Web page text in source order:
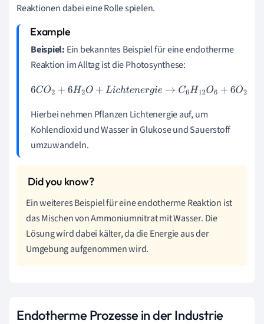
Reaktionen dabei eine Rolle spielen.
Beispiel: Ein bekanntes Beispiel für eine endotherme
Reaktion im Alltag ist die Photosynthese:
6CO2+6H 2O +Lichtenergie→ C6H12O6+6O2
Hierbei nehmen Pflanzen Lichtenergie auf, um
Kohlendioxid und Wasser in Glukose und Sauerstoff
umzuwandeln.
Ein weiteres Beispiel für eine endotherme Reaktion ist
das Mischen von Ammoniumnitrat mit Wasser. Die
Lösung wird dabei kälter, da die Energie aus der
Umgebung aufgenommen wird.
Endotherme Prozesse in der Industrie